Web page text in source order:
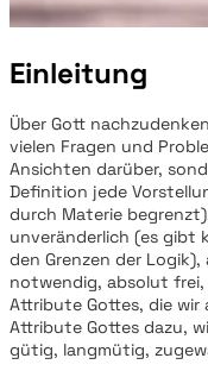
Einleitung
Über Gott
vielen Fragen und
Ansichten darüber,
Definition jede
durch Materie
unveränderlich (es gibt
den Grenzen der
notwendig, absolut
Attribute Gottes, die wir
Attribute Gottes dazu,
gütig, langmütig,